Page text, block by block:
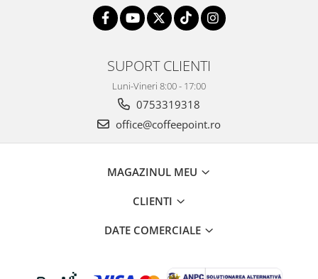
SUPORT CLIENTI
Luni-Vineri 8:00 - 17:00
0753319318
office@coffeepoint.ro
MAGAZINUL MEU
CLIENTI
DATE COMERCIALE